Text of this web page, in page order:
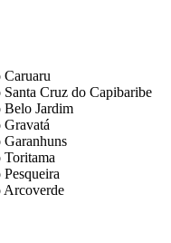
Cruz do Capibaribe
Jardim